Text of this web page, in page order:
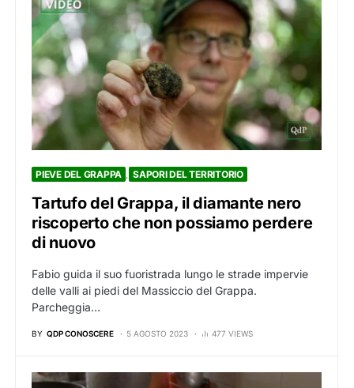
PIEVE DEL GRAPPA SAPORI DEL TERRITORIO
Tartufo del Grappa, il diamante nero
riscoperto che non possiamo perdere
di nuovo
Fabio guida il suo fuoristrada lungo le strade impervie
delle valli ai piedi del Massiccio del Grappa.
Parcheggia…
BY QDP CONOSCERE 5 AGOSTO 2023 477 VIEWS